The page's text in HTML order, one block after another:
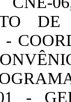
-
-